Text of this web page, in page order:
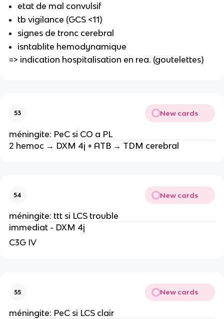
etat de mal convulsif
tb vigilance (GCS <11)
signes de tronc cerebral
isntablite hemodynamique
=> indication hospitalisation en rea. (goutelettes)
53 New cards
méningite: PeC si CO a PL
2 hemoc → DXM 4j + ATB → TDM cerebral
54 New cards
méningite: ttt si LCS trouble
immediat - DXM 4j
C3G IV
55 New cards
méningite: PeC si LCS clair